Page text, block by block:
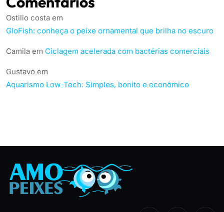
Ostilio costa em
GloFish: conheça o peixe ornamental que brilha no escuro
Camila em Ciclagem acelerada com bactérias comerciais
Gustavo em
Aquarismo Low-Tech: Simples, bonito e econômico